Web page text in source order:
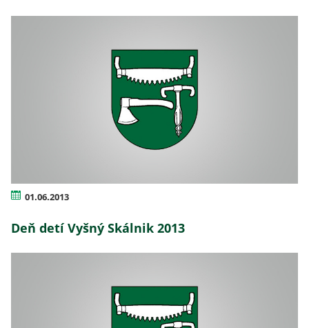
01.06.2013
Deň detí Vyšný Skálnik 2013